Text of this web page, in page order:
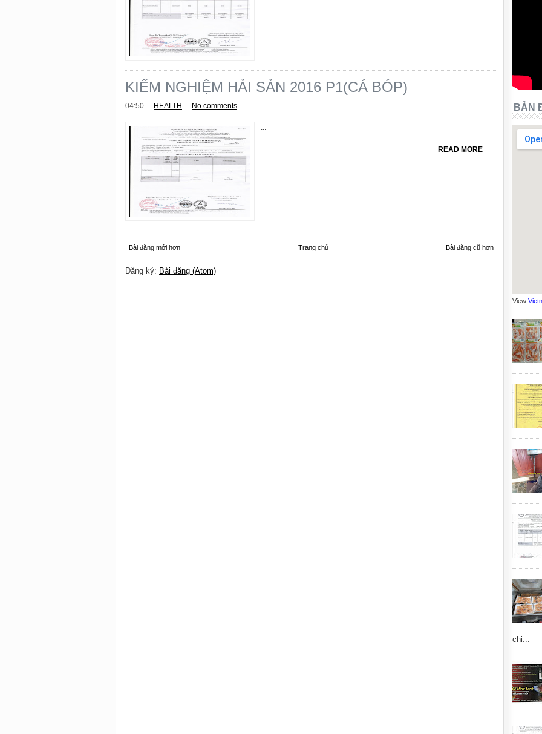
KIỂM NGHIỆM HẢI SẢN 2016 P1(CÁ BÓP)
04:50 HEALTH No comments
...
READ MORE
Bài đăng mới hơn Bài đăng cũ hơn
Trang chủ
Đăng ký: Bài đăng (Atom)
BẢN
View
chi...